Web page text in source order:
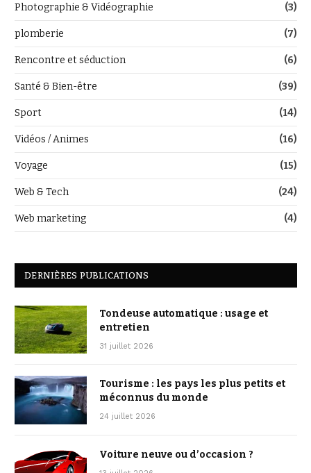
Photographie & Vidéographie (3)
plomberie (7)
Rencontre et séduction (6)
Santé & Bien-être (39)
Sport (14)
Vidéos / Animes (16)
Voyage (15)
Web & Tech (24)
Web marketing (4)
DERNIÈRES PUBLICATIONS
Tondeuse automatique : usage et
entretien
31 juillet 2026
Tourisme : les pays les plus petits et
méconnus du monde
24 juillet 2026
Voiture neuve ou d’occasion ?